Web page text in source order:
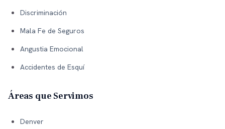
Discriminación
Mala Fe de Seguros
Angustia Emocional
Accidentes de Esquí
Áreas que Servimos
Denver